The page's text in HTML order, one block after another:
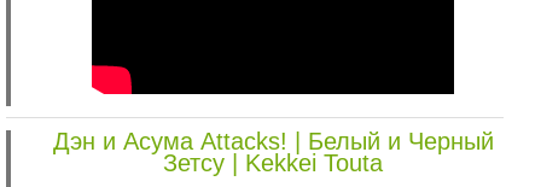
Дэн и Асума Attacks! | Белый и Черный
Зетсу | Kekkei Touta